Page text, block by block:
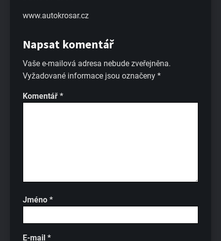
www.autokrosar.cz
Napsat komentář
Vaše e-mailová adresa nebude zveřejněna.
Vyžadované informace jsou označeny *
Komentář *
Jméno *
E-mail *